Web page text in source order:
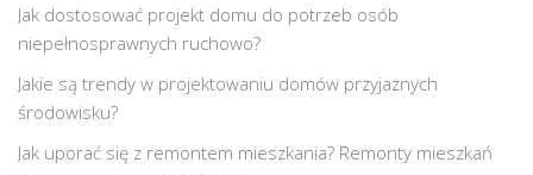
Jak dostosować projekt domu do potrzeb osób
niepełnosprawnych ruchowo?
Jakie są trendy w projektowaniu domów przyjaznych
środowisku?
Jak uporać się z remontem mieszkania? Remonty mieszkań